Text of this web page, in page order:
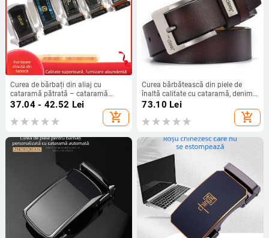
Curea de bărbați din aliaj cu
cataramă pătrată – cataramă
netedă, închidere cu placă, stil
37.04 - 42.52 Lei
add_shopping_cart
Curea bărbătească din piele de
înaltă calitate cu cataramă, denim
pentru tineri, stil retro casual
73.10 Lei
add_shopping_cart